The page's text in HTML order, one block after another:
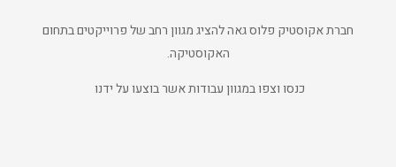
חברת אקוסטיק פלוס גאה להציג מגוון רחב של פרוייקטים בתחום
האקוסטיקה.
כנסו וצפו במגוון עבודות אשר בוצעו על ידנו